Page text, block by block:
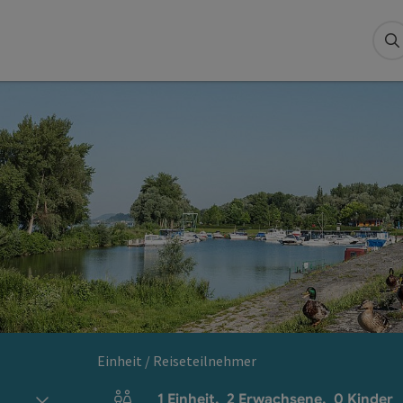
Einheit / Reiseteilnehmer
1 Einheit, 2 Erwachsene, 0 Kinder